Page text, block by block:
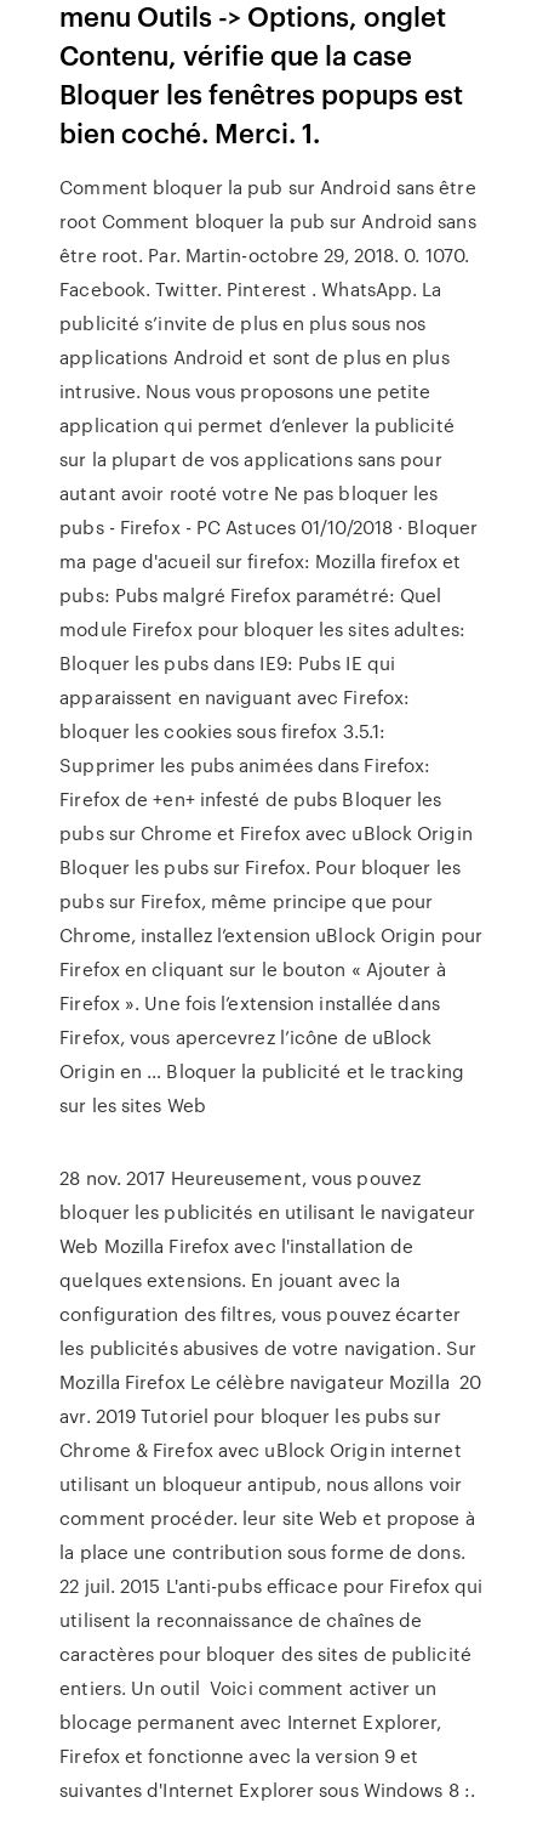
menu Outils -> Options, onglet
Contenu, vérifie que la case
Bloquer les fenêtres popups est
bien coché. Merci. 1.
Comment bloquer la pub sur Android sans être
root Comment bloquer la pub sur Android sans
être root. Par. Martin-octobre 29, 2018. 0. 1070.
Facebook. Twitter. Pinterest . WhatsApp. La
publicité s’invite de plus en plus sous nos
applications Android et sont de plus en plus
intrusive. Nous vous proposons une petite
application qui permet d’enlever la publicité
sur la plupart de vos applications sans pour
autant avoir rooté votre Ne pas bloquer les
pubs - Firefox - PC Astuces 01/10/2018 · Bloquer
ma page d'acueil sur firefox: Mozilla firefox et
pubs: Pubs malgré Firefox paramétré: Quel
module Firefox pour bloquer les sites adultes:
Bloquer les pubs dans IE9: Pubs IE qui
apparaissent en naviguant avec Firefox:
bloquer les cookies sous firefox 3.5.1:
Supprimer les pubs animées dans Firefox:
Firefox de +en+ infesté de pubs Bloquer les
pubs sur Chrome et Firefox avec uBlock Origin
Bloquer les pubs sur Firefox. Pour bloquer les
pubs sur Firefox, même principe que pour
Chrome, installez l’extension uBlock Origin pour
Firefox en cliquant sur le bouton « Ajouter à
Firefox ». Une fois l’extension installée dans
Firefox, vous apercevrez l’icône de uBlock
Origin en … Bloquer la publicité et le tracking
sur les sites Web
28 nov. 2017 Heureusement, vous pouvez
bloquer les publicités en utilisant le navigateur
Web Mozilla Firefox avec l'installation de
quelques extensions. En jouant avec la
configuration des filtres, vous pouvez écarter
les publicités abusives de votre navigation. Sur
Mozilla Firefox Le célèbre navigateur Mozilla 20
avr. 2019 Tutoriel pour bloquer les pubs sur
Chrome & Firefox avec uBlock Origin internet
utilisant un bloqueur antipub, nous allons voir
comment procéder. leur site Web et propose à
la place une contribution sous forme de dons.
22 juil. 2015 L'anti-pubs efficace pour Firefox qui
utilisent la reconnaissance de chaînes de
caractères pour bloquer des sites de publicité
entiers. Un outil Voici comment activer un
blocage permanent avec Internet Explorer,
Firefox et fonctionne avec la version 9 et
suivantes d'Internet Explorer sous Windows 8 :.